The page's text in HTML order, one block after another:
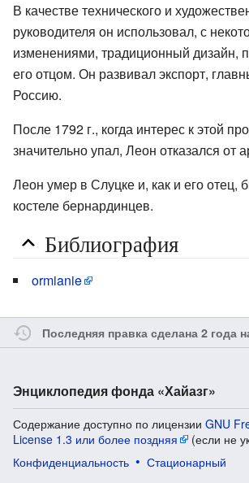
В качестве технического и
руководителя он использовал, с
изменениями, традиционный дизайн,
его отцом. Он развивал экспорт,
Россию.
После 1792 г., когда интерес к этой
значительно упал, Леон отказался от
Леон умер в Слуцке и, как и его отец,
костеле бернардинцев.
Библиография
ormianie
Последняя правка сделана 2 года
Энциклопедия фонда «Хайазг»
Содержание доступно по лицензии GNU
License 1.3 или более поздняя
(если не
Конфиденциальность
Стационарный